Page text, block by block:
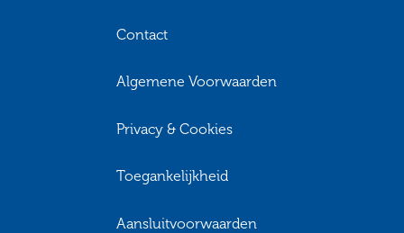
Contact
Algemene Voorwaarden
Privacy & Cookies
Toegankelijkheid
Aansluitvoorwaarden